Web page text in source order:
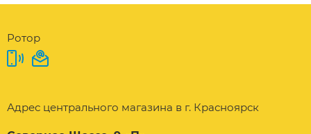
Ротор
Адрес центрального магазина в г. Красноярск